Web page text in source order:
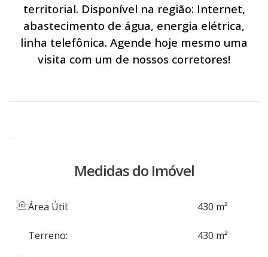
territorial. Disponível na região: Internet,
abastecimento de água, energia elétrica,
linha telefônica. Agende hoje mesmo uma
visita com um de nossos corretores!
Medidas do Imóvel
Área Útil: 430 m²
Terreno: 430 m²